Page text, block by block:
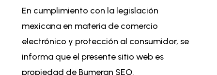
En cumplimiento con la legislación
mexicana en materia de comercio
electrónico y protección al consumidor, se
informa que el presente sitio web es
propiedad de Bumeran SEO.